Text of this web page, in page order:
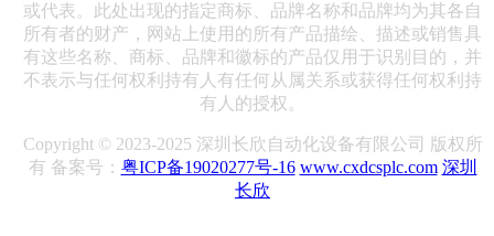
或代表。此处出现的指定商标、品牌名称和品牌均为其各自
所有者的财产，网站上使用的所有产品描绘、描述或销售具
有这些名称、商标、品牌和徽标的产品仅用于识别目的，并
不表示与任何权利持有人有任何从属关系或获得任何权利持
有人的授权。
Copyright © 2023-2025 深圳长欣自动化设备有限公司 版权所
有 备案号： 粤ICP备19020277号-16 www.cxdcsplc.com 深圳
长欣